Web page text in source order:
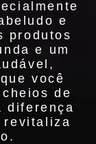
e
produtos
e um
você
de
diferença
revitaliza